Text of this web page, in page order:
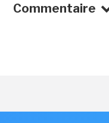
Commentaire